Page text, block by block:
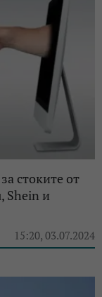
стоките от
Shein и
15:20, 03.07.2024